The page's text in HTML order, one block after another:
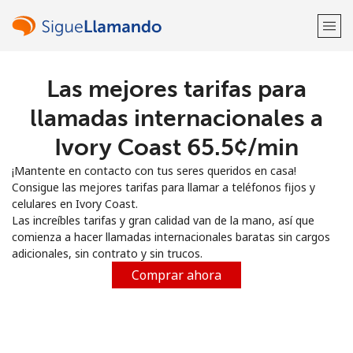
¡Bienvenido!
Regístrate con
o
Las mejores tarifas para
llamadas internacionales a
Ivory Coast ⁦65.5¢⁩/min
¡Mantente en contacto con tus seres queridos en casa!
Consigue las mejores tarifas para llamar a teléfonos fijos y
celulares en Ivory Coast.
Las increíbles tarifas y gran calidad van de la mano, así que
comienza a hacer llamadas internacionales baratas sin cargos
adicionales, sin contrato y sin trucos.
Comprar ahora